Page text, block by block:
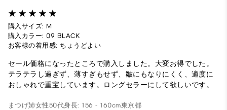
購入サイズ: M
購入カラー: 09 BLACK
お客様の着用感: ちょうどよい
セール価格になったところで購入しました。大変お得でした。
テラテラし過ぎず、薄すぎもせず、皺にもなりにくく、適度に
おしゃれで重宝しています。ロングセラーにして欲しいです。
まつげ姉女性50代身長: 156 - 160cm東京都